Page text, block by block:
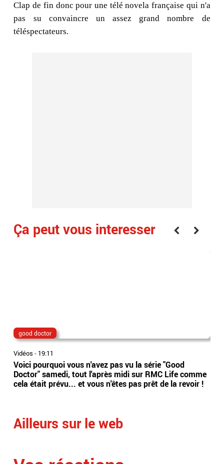
Clap de fin donc pour une télé novela française qui n'a
pas su convaincre un assez grand nombre de
téléspectateurs.
Ça peut vous interesser
good doctor
Vidéos - 19:11
Voici pourquoi vous n'avez pas vu la série "Good
Doctor" samedi, tout l'après midi sur RMC Life comme
cela était prévu... et vous n'êtes pas prêt de la revoir !
Ailleurs sur le web